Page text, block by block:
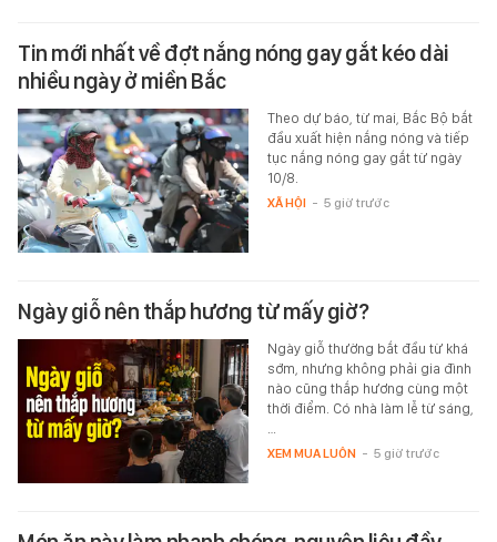
Tin mới nhất về đợt nắng nóng gay gắt kéo dài
nhiều ngày ở miền Bắc
Theo dự báo, từ mai, Bắc Bộ bắt
đầu xuất hiện nắng nóng và tiếp
tục nắng nóng gay gắt từ ngày
10/8.
XÃ HỘI - 5 giờ trước
Ngày giỗ nên thắp hương từ mấy giờ?
Ngày giỗ thường bắt đầu từ khá
sớm, nhưng không phải gia đình
nào cũng thắp hương cùng một
thời điểm. Có nhà làm lễ từ sáng,
XEM MUA LUÔN - 5 giờ trước